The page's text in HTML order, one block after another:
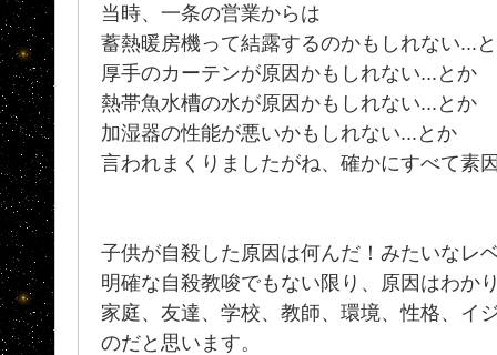
当時、一条の営業からは
蓄熱暖房機って結露するのかもしれない...
厚手のカーテンが原因かもしれない...とか
熱帯魚水槽の水が原因かもしれない...とか
加湿器の性能が悪いかもしれない...とか
言われまくりましたがね、確かにすべて素
子供が自殺した原因は何んだ！みたいなレ
明確な自殺教唆でもない限り、原因はわか
家庭、友達、学校、教師、環境、性格、
のだと思います。